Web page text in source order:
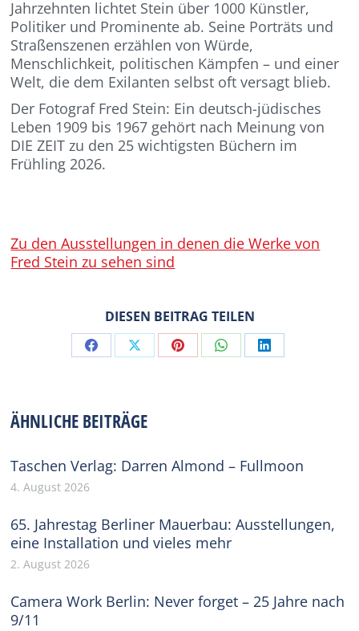
Jahrzehnten lichtet Stein über 1000 Künstler,
Politiker und Prominente ab. Seine Porträts und
Straßenszenen erzählen von Würde,
Menschlichkeit, politischen Kämpfen – und einer
Welt, die dem Exilanten selbst oft versagt blieb.
Der Fotograf Fred Stein: Ein deutsch-jüdisches
Leben 1909 bis 1967 gehört nach Meinung von
DIE ZEIT zu den 25 wichtigsten Büchern im
Frühling 2026.
Zu den Ausstellungen in denen die Werke von
Fred Stein zu sehen sind
DIESEN BEITRAG TEILEN
Share Share Share Share Share
ÄHNLICHE BEITRÄGE
Taschen Verlag: Darren Almond – Fullmoon
4. August 2026
65. Jahrestag Berliner Mauerbau: Ausstellungen,
eine Installation und vieles mehr
2. August 2026
Camera Work Berlin: Never forget – 25 Jahre nach
9/11